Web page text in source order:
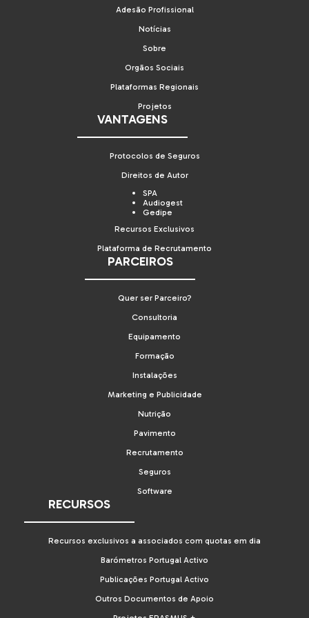
Adesão Profissional
Notícias
Sobre
Orgãos Sociais
Plataformas Regionais
Projetos
VANTAGENS
Protocolos de Seguros
Direitos de Autor
SPA
Audiogest
Gedipe
Recursos Exclusivos
Plataforma de Recrutamento
PARCEIROS
Quer ser Parceiro?
Consultoria
Equipamento
Formação
Instalações
Marketing e Publicidade
Nutrição
Pavimento
Recrutamento
Seguros
Software
RECURSOS
Recursos exclusivos a associados com quotas em dia
Barómetros Portugal Activo
Publicações Portugal Activo
Outros Documentos de Apoio